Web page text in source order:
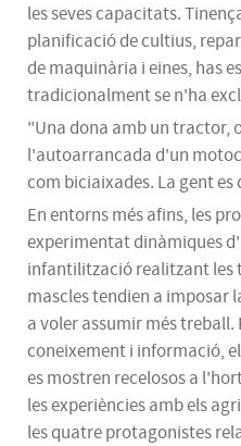
les seves capacitats.
planificació de cultius,
de maquinària i eines, has
tradicionalment se n'ha
"Una dona amb un tractor,
l'autoarrancada d'un
com biciaixades. La gent
En entorns més afins, les
experimentat dinàmiques
infantilitzaciórealitzant les
mascles tendien a imposar
a voler assumir més treball.
coneixement i informació,
es mostren recelosos a
les experiències amb els
les quatre protagonistes